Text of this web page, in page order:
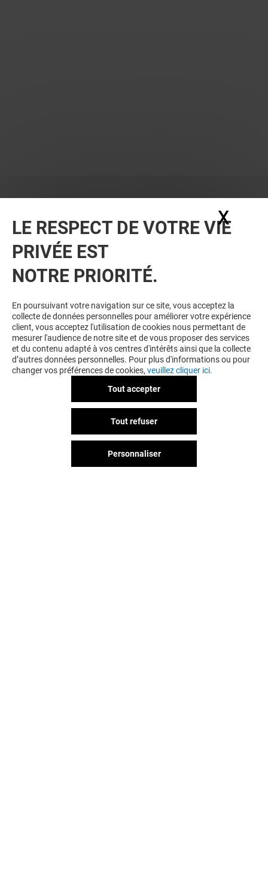
LE RESPECT DE VOTRE VIE
PRIVÉE EST
NOTRE PRIORITÉ.
En poursuivant votre navigation sur ce site, vous acceptez la
collecte de données personnelles pour améliorer votre expérience
client, vous acceptez l'utilisation de cookies nous permettant de
mesurer l'audience de notre site et de vous proposer des services
et du contenu adapté à vos centres d'intérêts ainsi que la collecte
d’autres données personnelles. Pour plus d'informations ou pour
changer vos préférences de cookies, veuillez cliquer ici.
Tout accepter
Tout refuser
Personnaliser
X